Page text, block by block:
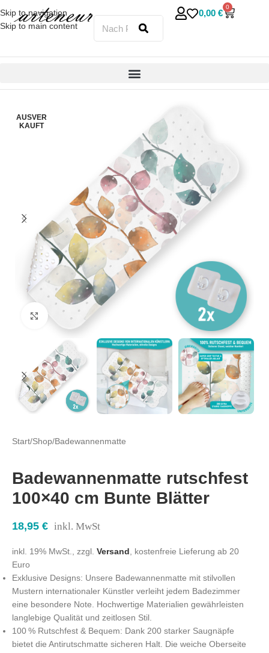
Skip to navigation
Skip to main content
0,00 €
0
Click to enlarge
Start/Shop/Badewannenmatte
Badewannenmatte rutschfest
100×40 cm Bunte Blätter
18,95 € inkl. MwSt
inkl. 19% MwSt., zzgl. Versand , kostenfreie Lieferung ab 20
Euro
Exklusive Designs: Unsere Badewannenmatte mit stilvollen
Mustern internationaler Künstler verleiht jedem Badezimmer
eine besondere Note. Hochwertige Materialien gewährleisten
langlebige Qualität und zeitlosen Stil.
100 % Rutschfest & Bequem: Dank 200 starker Saugnäpfe
bietet die Antirutschmatte sicheren Halt. Die weiche Oberseite